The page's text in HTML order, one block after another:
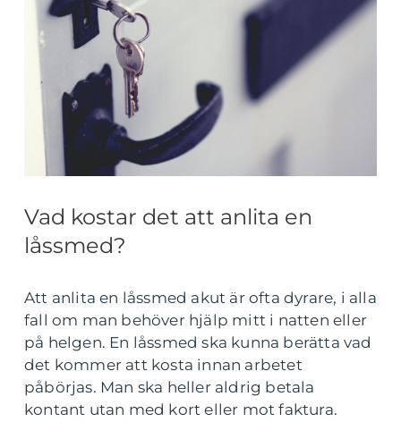
Vad kostar det att anlita en
låssmed?
Att anlita en låssmed akut är ofta dyrare, i alla
fall om man behöver hjälp mitt i natten eller
på helgen. En låssmed ska kunna berätta vad
det kommer att kosta innan arbetet
påbörjas. Man ska heller aldrig betala
kontant utan med kort eller mot faktura.